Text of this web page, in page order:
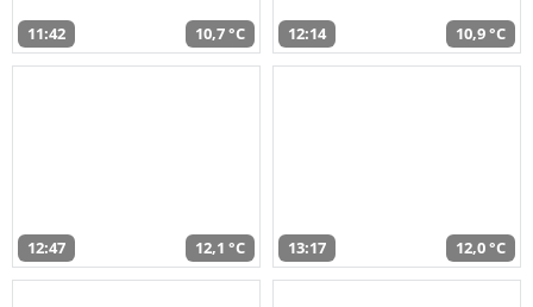
11:42 10,7 °C 12:14 10,9 °C
12:47 12,1 °C 13:17 12,0 °C